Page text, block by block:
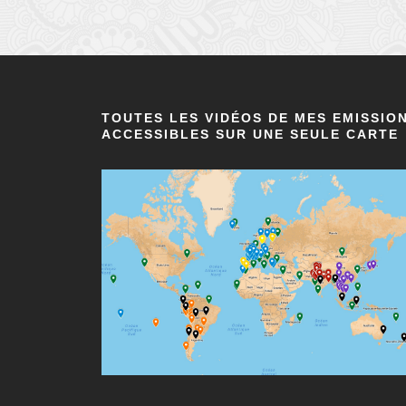
TOUTES LES VIDÉOS DE MES
ACCESSIBLES SUR UNE SEULE CARTE